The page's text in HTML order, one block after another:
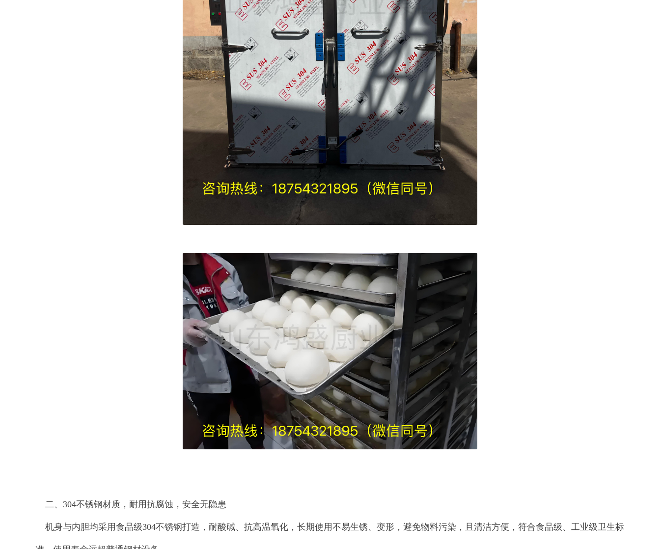
二、304不锈钢材质，耐用抗腐蚀，安全无隐患
机身与内胆均采用食品级304不锈钢打造，耐酸碱、抗高温氧化，长期使用不易生锈、变形，避免物料污染，且清洁方便，符合食品级、工业级卫生标